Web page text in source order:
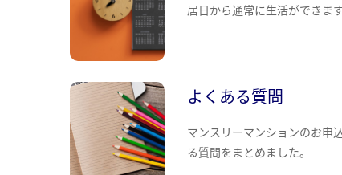
居日から通常に生活ができます
よくある質問
マンスリーマンションのお申
る質問をまとめました。